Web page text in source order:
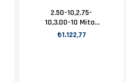
2.50-10,2.75-
10,3.00-10 Mitas
Hd 2Mm İç Lastik
₺1.122,77